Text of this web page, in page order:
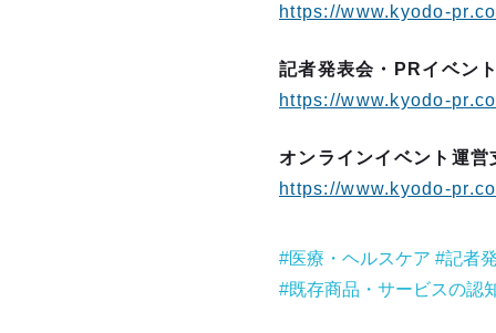
https://www.kyodo-
記者発表会・PRイベン
https://www.kyodo-
オンラインイベント運営
https://www.kyodo-
医療・ヘルスケア
記者
既存商品・サービスの認